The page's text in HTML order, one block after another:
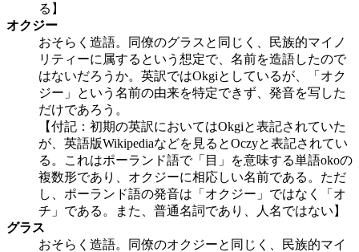
る】
オクジー
おそらく造語。同僚のグラスと同じく、民族的マイノ
リティーに属するという想定で、名前を造語したので
はないだろうか。英訳ではOkgiとしているが、「オク
ジー」という名前の由来を特定できず、発音を写した
だけであろう。
【付記：初期の英訳においてはOkgiと表記されていた
が、英語版Wikipediaなどを見るとOczyと表記されてい
る。これはポーランド語で「目」を意味する単語okoの
複数形であり、オクジーに相応しい名前である。ただ
し、ポーランド語の発音は「オクジー」ではなく「オ
チ」である。また、普通名詞であり、人名ではない】
グラス
おそらく造語。同僚のオクジーと同じく、民族的マイ